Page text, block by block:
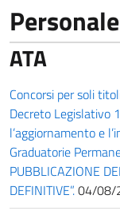
ATA
Concorsi per soli
Decreto Legislativo
l’aggiornamento e
Graduatorie
PUBBLICAZIONE
DEFINITIVE”.04/08/